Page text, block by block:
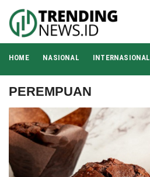
HOME NASIONAL INTERNASIONAL
PEREMPUAN